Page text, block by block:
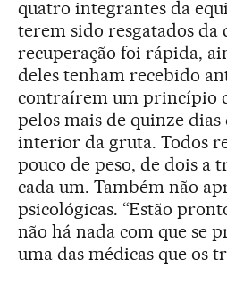
quatro integrantes da
terem sido resgatados da
recuperação foi rápida,
deles tenham recebido
contraírem um princípio
pelos mais de quinze dias
interior da gruta. Todos
pouco de peso, de dois a
cada um. Também não
psicológicas. “Estão
não há nada com que se
uma das médicas que os